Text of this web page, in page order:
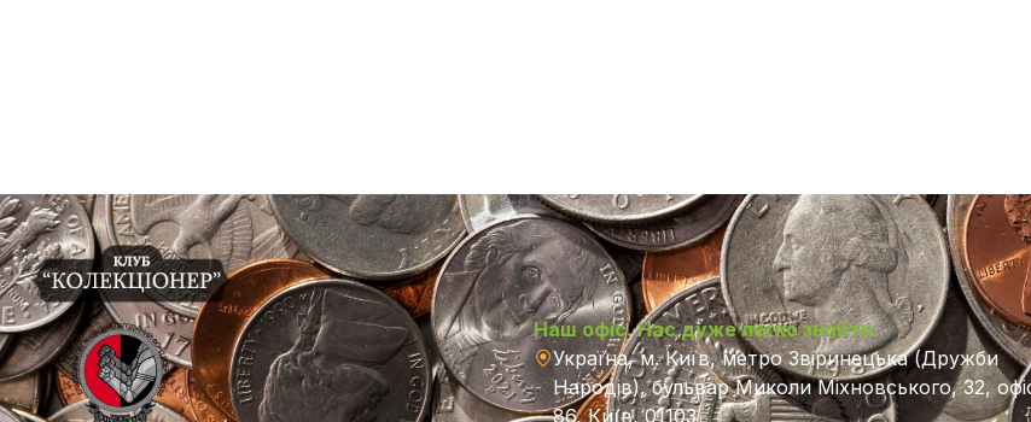
Наш офіс. Нас дуже легко знайти.
Україна, м. Київ, метро Звіринецька (Дружби
Народів), бульвар Миколи Міхновського, 32,
86, Київ, 01103